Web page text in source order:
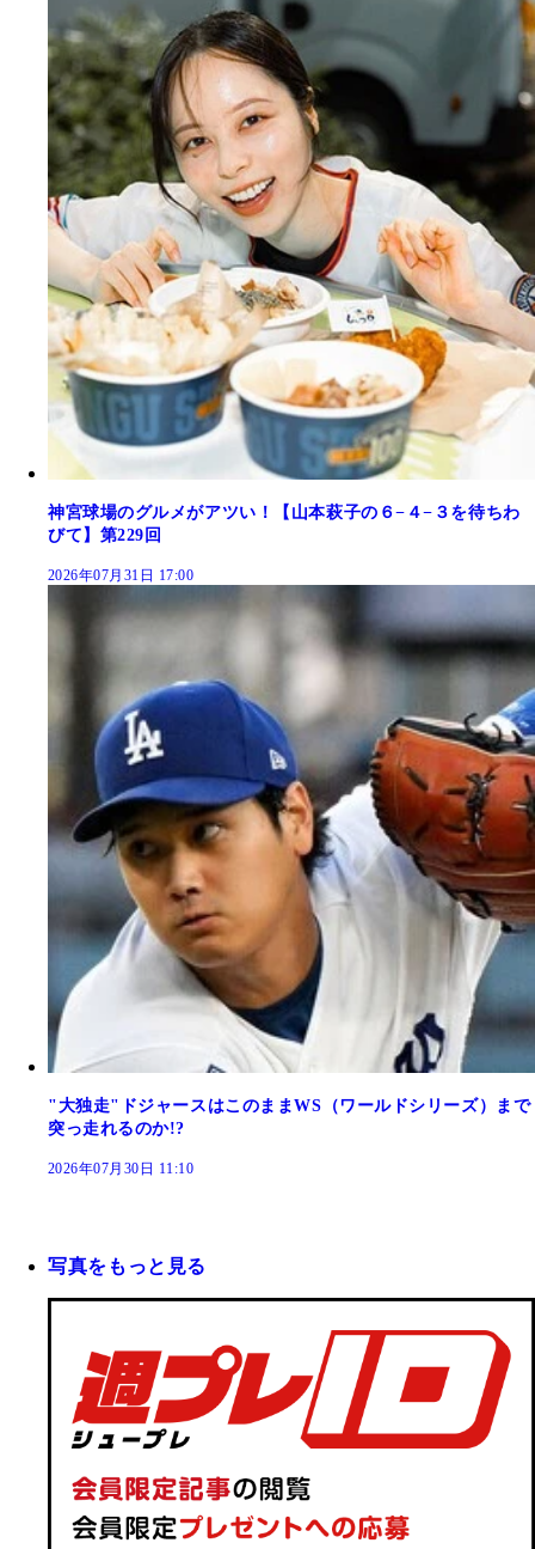
神宮球場のグルメがアツい！【山本萩子の６−４−３を待ちわ
びて】第229回
2026年07月31日 17:00
"大独走"ドジャースはこのままWS（ワールドシリーズ）まで
突っ走れるのか!?
2026年07月30日 11:10
写真をもっと見る